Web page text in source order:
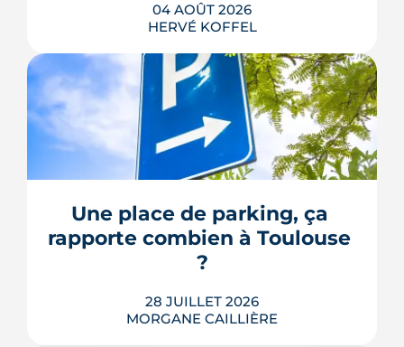
04 AOÛT 2026
HERVÉ KOFFEL
Avenue d'Atlanta, à la Roseraie, un
chantier de six hectares réorganise les
coulisses techniques de Toulouse
Métropole. Derrière les buttes de terre
déménagement de services, plusieurs
chiffrages officiels et un bras de fer
environnemental.
LIRE L'ARTICLE
Une place de parking, ça
rapporte combien à Toulouse
?
28 JUILLET 2026
MORGANE CAILLIÈRE